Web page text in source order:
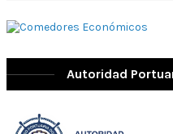
Autoridad